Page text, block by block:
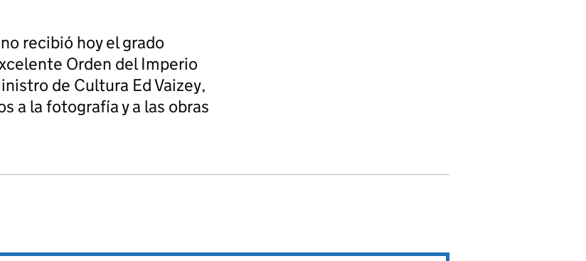
recibió hoy el grado
Orden del Imperio
de Cultura Ed Vaizey,
a la fotografía y a las obras